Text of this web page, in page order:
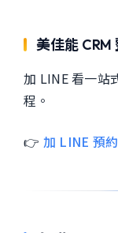
美佳能
加 LINE 看一站
程。
👉 加 LINE 預